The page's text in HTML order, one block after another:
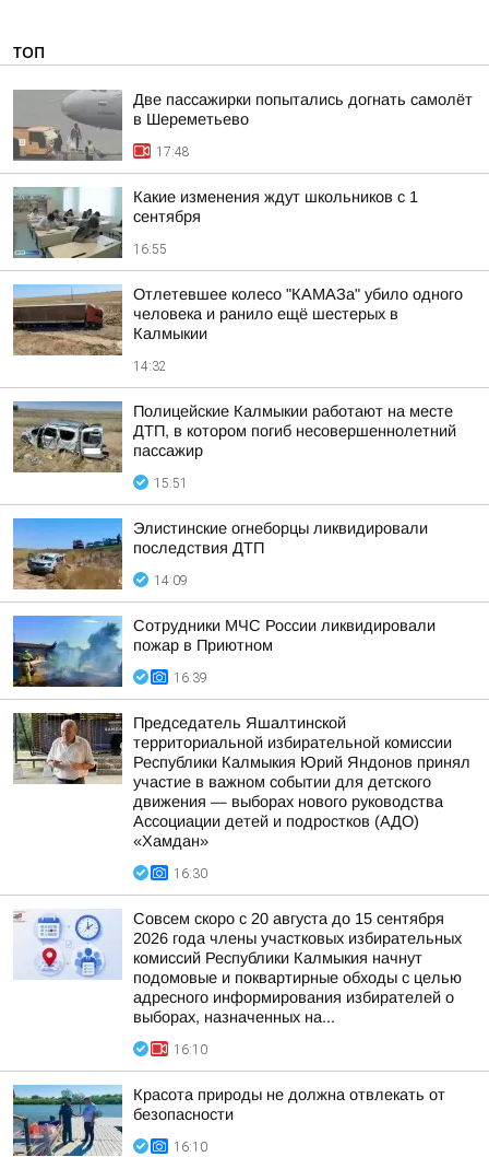
ТОП
Две пассажирки попытались догнать самолёт
в Шереметьево
17:48
Какие изменения ждут школьников с 1
сентября
16:55
Отлетевшее колесо "КАМАЗа" убило одного
человека и ранило ещё шестерых в
Калмыкии
14:32
Полицейские Калмыкии работают на месте
ДТП, в котором погиб несовершеннолетний
пассажир
15:51
Элистинские огнеборцы ликвидировали
последствия ДТП
14:09
Сотрудники МЧС России ликвидировали
пожар в Приютном
16:39
Председатель Яшалтинской
территориальной избирательной комиссии
Республики Калмыкия Юрий Яндонов принял
участие в важном событии для детского
движения — выборах нового руководства
Ассоциации детей и подростков (АДО)
«Хамдан»
16:30
Совсем скоро с 20 августа до 15 сентября
2026 года члены участковых избирательных
комиссий Республики Калмыкия начнут
подомовые и поквартирные обходы с целью
адресного информирования избирателей о
выборах, назначенных на...
16:10
Красота природы не должна отвлекать от
безопасности
16:10